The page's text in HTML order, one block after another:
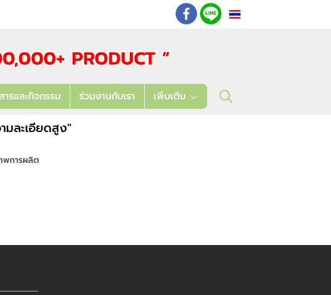
TH
ารและกิจกรรม ร่วมงานกับเรา เพิ่มเติม
มละเอียดสูง"
พการผลิต